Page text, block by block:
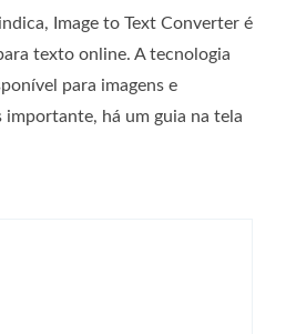
Image to Text Converter é
texto online. A tecnologia
para imagens e
importante, há um guia na tela